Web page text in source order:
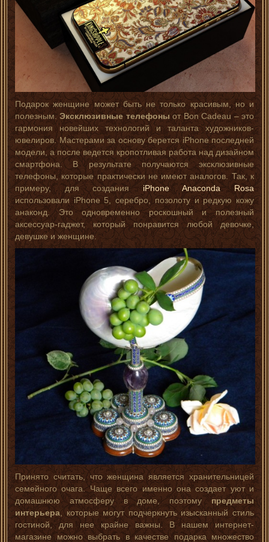
Подарок женщине может быть не только красивым, но и
полезным.Эксклюзивные телефоныот Bon Cadeau – это
гармония новейших технологий и таланта художников-
ювелиров. Мастерами за основу берется iPhone последней
модели, а после ведется кропотливая работа над дизайном
смартфона. В результате получаются эксклюзивные
телефоны, которые практически не имеют аналогов. Так, к
примеру, для созданияiPhone Anaconda Rosa
использовали iPhone 5, серебро, позолоту и редкую кожу
анаконд. Это одновременно роскошный и полезный
аксессуар-гаджет, который понравится любой девочке,
девушке и женщине.
Принято считать, что женщина является хранительницей
семейного очага. Чаще всего именно она создает уют и
домашнюю атмосферу в доме, поэтомупредметы
интерьера, которые могут подчеркнуть изысканный стиль
гостиной, для нее крайне важны. В нашем интернет-
магазине можно выбрать в качестве подарка множество